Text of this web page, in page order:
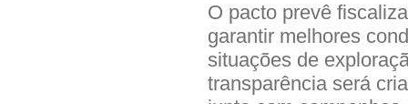
O pacto prevê
garantir melhores
situações de
transparência será